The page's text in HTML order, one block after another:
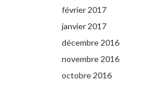
février 2017
janvier 2017
décembre 2016
novembre 2016
octobre 2016